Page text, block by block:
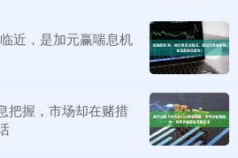
近，是加元赢喘息机
把握，市场却在赌措